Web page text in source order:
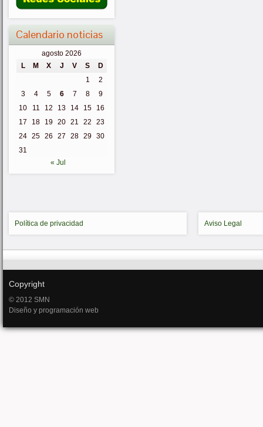
Calendario noticias
agosto 2026
L
M X J V S
D
1
2
3
4 5 6 7 8
9
10
11 12 13 14 15
16
17
18 19 20 21 22
23
24 25 26 27 28 29 30
31
« Jul
Política de privacidad Aviso Legal
Copyright
© 2012 SMN
Diseño y programación web